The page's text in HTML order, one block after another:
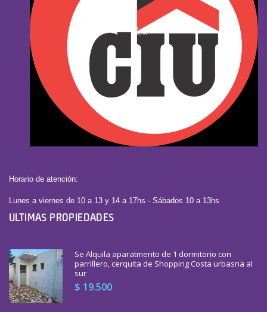
Horario de atención:
Lunes a viernes de 10 a 13 y 14 a 17hs - Sábados 10 a 13hs
ULTIMAS PROPIEDADES
Se Alquila aparatmento de 1 dormitorio con
parrillero, cerquita de Shopping Costa urbasna al
sur
$ 19.500